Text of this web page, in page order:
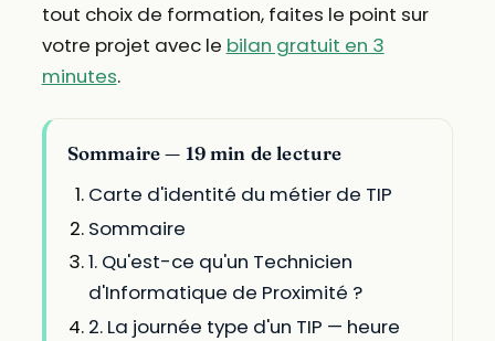
tout choix de formation, faites le point sur
votre projet avec le bilan gratuit en 3
minutes.
Sommaire — 19 min de lecture
Carte d'identité du métier de TIP
Sommaire
1. Qu'est-ce qu'un Technicien
d'Informatique de Proximité ?
2. La journée type d'un TIP — heure